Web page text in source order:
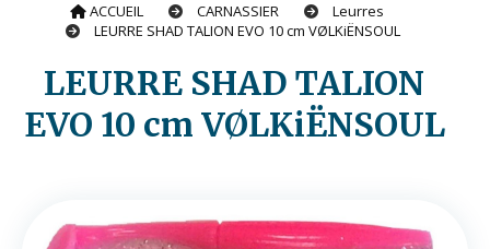
ACCUEIL CARNASSIER
Leurres
LEURRE SHAD TALION EVO 10 cm VØLKiËNSOUL
LEURRE SHAD TALION
EVO 10 cm VØLKiËNSOUL